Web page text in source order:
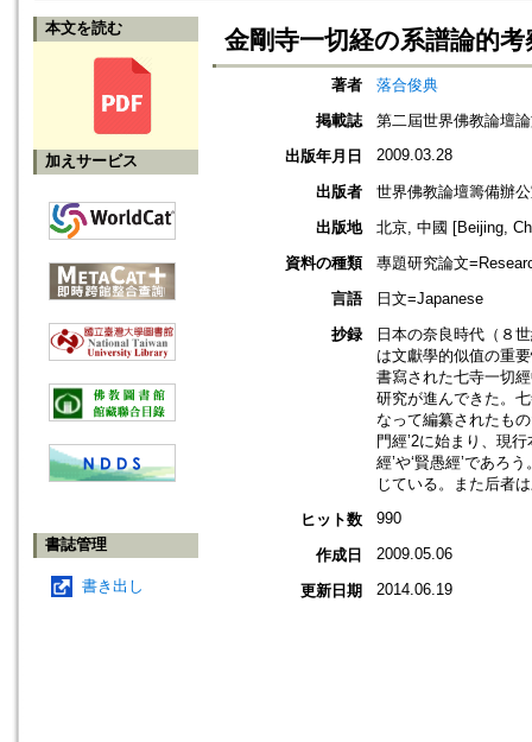
本文を読む
加えサービス
書誌管理
書き出し
金剛寺一切経の系譜論的考
著者
落合俊典
掲載誌
第二屆世界佛教論壇
出版年月日
2009.03.28
出版者
世界佛教論壇籌備辦
出版地
北京, 中國 [Beijing,
資料の種類
專題研究論文
言語
日文=Japanese
抄録
日本の奈良時代（８
は文獻學的似值の重
書寫された七寺一切
研究が進んできた。
なって編纂されたも
門經’2に始まり、現
經’や‘賢愚經’であろ
じている。また后者
ヒット数
990
作成日 2009.05.06
更新日期 2014.06.19